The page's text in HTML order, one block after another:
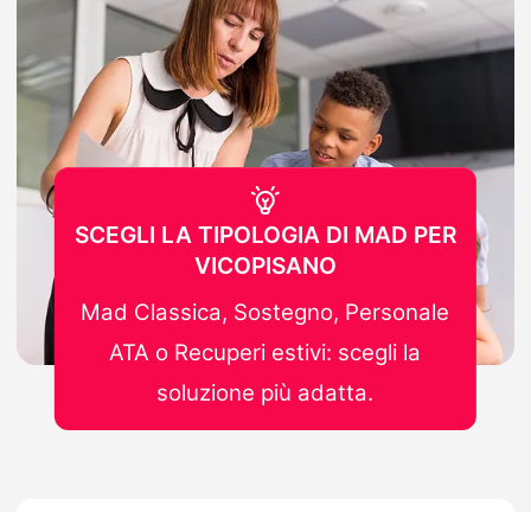
SCEGLI LA TIPOLOGIA DI MAD PER
VICOPISANO
Mad Classica, Sostegno, Personale
ATA o Recuperi estivi: scegli la
soluzione più adatta.